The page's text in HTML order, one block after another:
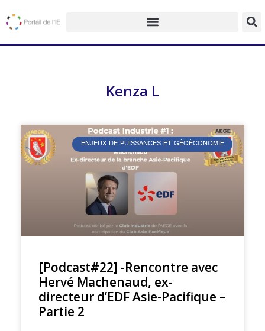
Kenza L
ENJEUX DE PUISSANCES ET GÉOÉCONOMIE
[Podcast#22] -Rencontre avec
Hervé Machenaud, ex-
directeur d’EDF Asie-Pacifique –
Partie 2